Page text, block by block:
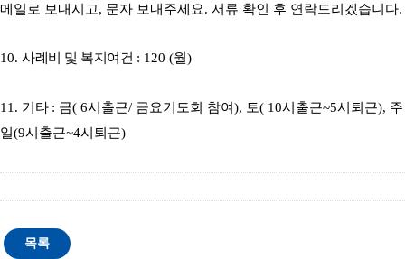
메일로 보내시고, 문자 보내주세요. 서류 확인 후 연락드리겠습니다.
10. 사례비 및 복지여건 : 120 (월)
11. 기타 : 금( 6시출근/ 금요기도회 참여), 토( 10시출근~5시퇴근), 주
일(9시출근~4시퇴근)